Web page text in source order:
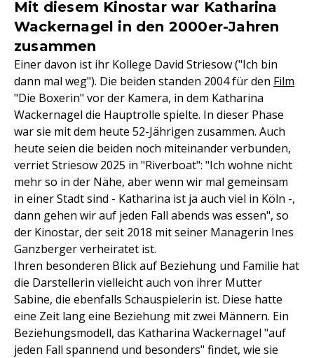
Mit diesem Kinostar war Katharina
Wackernagel in den 2000er-Jahren
zusammen
Einer davon ist ihr Kollege David Striesow ("Ich bin
dann mal weg"). Die beiden standen 2004 für den Film
"Die Boxerin" vor der Kamera, in dem Katharina
Wackernagel die Hauptrolle spielte. In dieser Phase
war sie mit dem heute 52-Jährigen zusammen. Auch
heute seien die beiden noch miteinander verbunden,
verriet Striesow 2025 in "Riverboat": "Ich wohne nicht
mehr so in der Nähe, aber wenn wir mal gemeinsam
in einer Stadt sind - Katharina ist ja auch viel in Köln -,
dann gehen wir auf jeden Fall abends was essen", so
der Kinostar, der seit 2018 mit seiner Managerin Ines
Ganzberger verheiratet ist.
Ihren besonderen Blick auf Beziehung und Familie hat
die Darstellerin vielleicht auch von ihrer Mutter
Sabine, die ebenfalls Schauspielerin ist. Diese hatte
eine Zeit lang eine Beziehung mit zwei Männern. Ein
Beziehungsmodell, das Katharina Wackernagel "auf
jeden Fall spannend und besonders" findet, wie sie